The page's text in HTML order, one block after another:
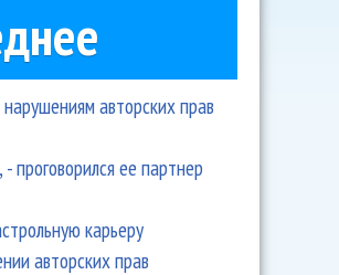
авторских прав
проговорился ее партнер
карьеру
авторских прав